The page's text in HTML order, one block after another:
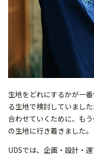
生地をどれにするかが一
る生地で検討していまし
合わせていくために、も
の生地に行き着きました。
UDSでは、企画・設計・